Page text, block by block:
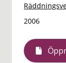
2006